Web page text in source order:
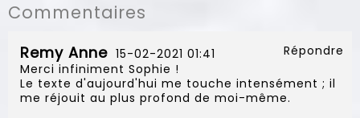
Commentaires
Remy Anne 15-02-2021 01:41
Répondre
Merci infiniment Sophie !
Le texte d'aujourd'hui me touche intensément ; il
me réjouit au plus profond de moi-même.